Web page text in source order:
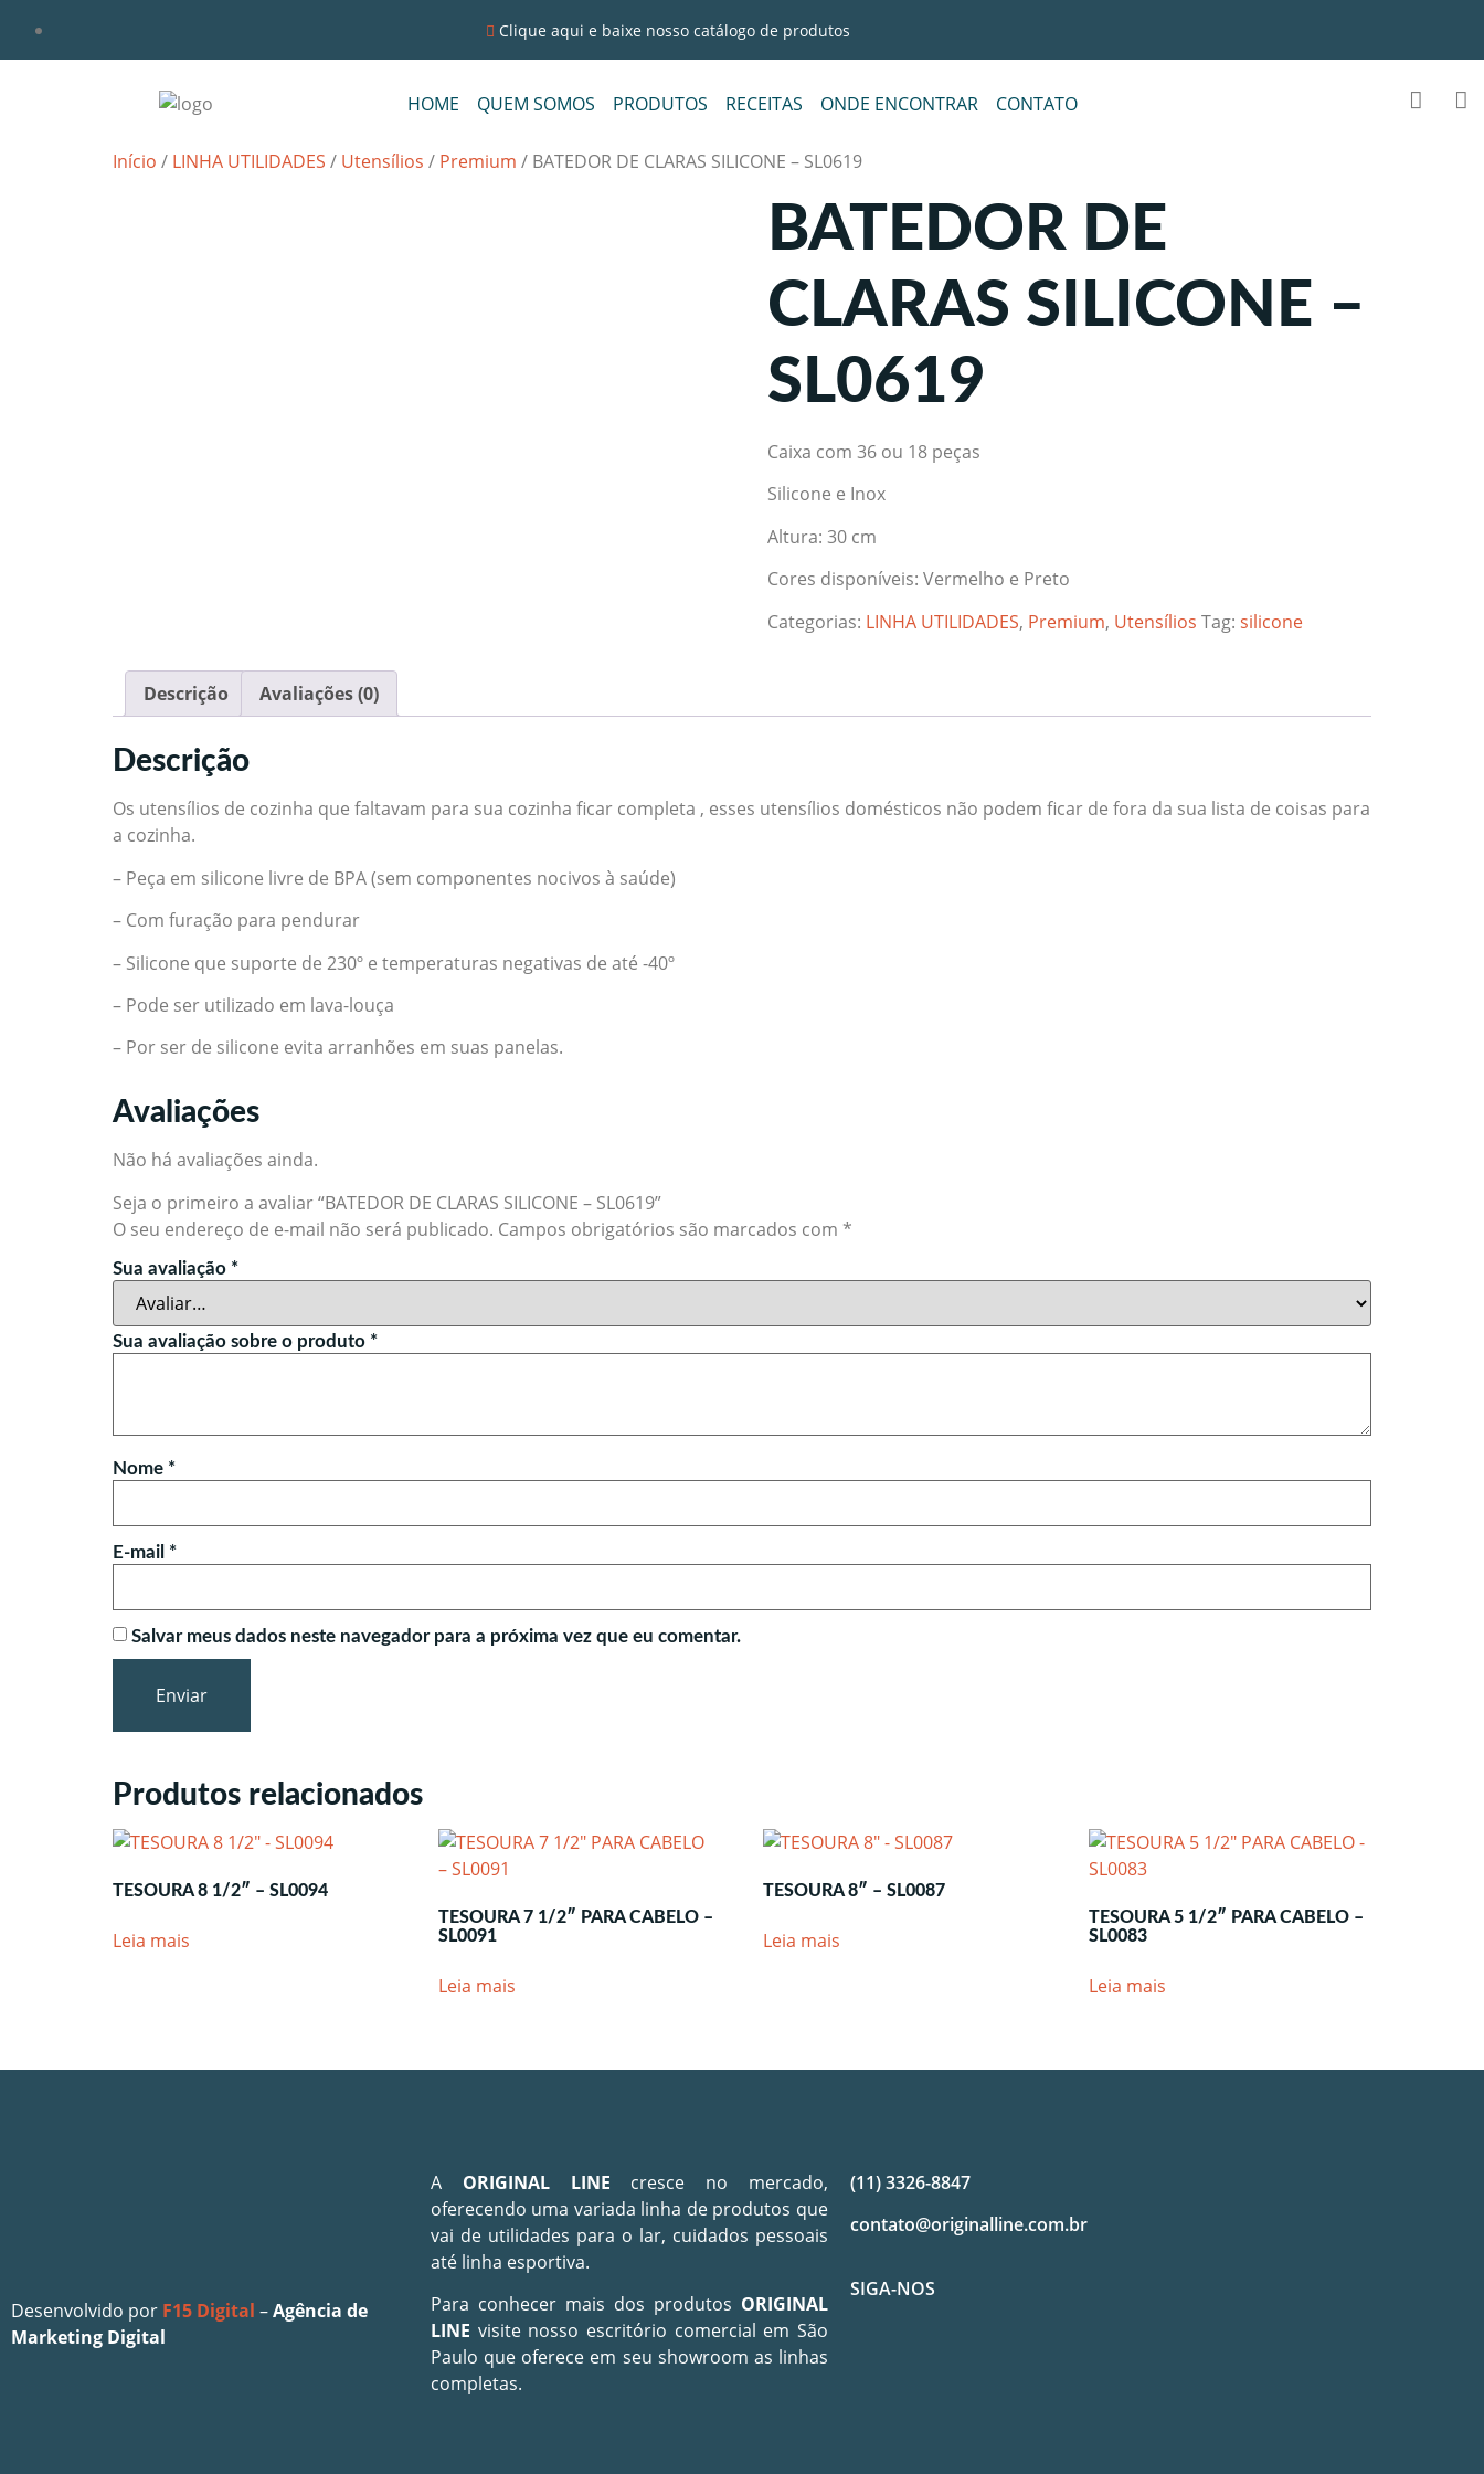
Clique aqui e baixe nosso catálogo de produtos
HOME QUEM SOMOS PRODUTOS RECEITAS ONDE ENCONTRAR CONTATO
Início / LINHA UTILIDADES / Utensílios / Premium / BATEDOR DE CLARAS SILICONE – SL0619
BATEDOR DE
CLARAS SILICONE –
SL0619
Caixa com 36 ou 18 peças
Silicone e Inox
Altura: 30 cm
Cores disponíveis: Vermelho e Preto
Categorias: LINHA UTILIDADES, Premium, Utensílios Tag: silicone
Descrição Avaliações (0)
Descrição
Os utensílios de cozinha que faltavam para sua cozinha ficar completa , esses utensílios domésticos não podem ficar de fora da sua lista de coisas para
a cozinha.
– Peça em silicone livre de BPA (sem componentes nocivos à saúde)
– Com furação para pendurar
– Silicone que suporte de 230º e temperaturas negativas de até -40º
– Pode ser utilizado em lava-louça
– Por ser de silicone evita arranhões em suas panelas.
Avaliações
Não há avaliações ainda.
Seja o primeiro a avaliar “BATEDOR DE CLARAS SILICONE – SL0619”
O seu endereço de e-mail não será publicado. Campos obrigatórios são marcados com *
Sua avaliação *
Sua avaliação sobre o produto *
Nome *
E-mail *
Salvar meus dados neste navegador para a próxima vez que eu comentar.
Produtos relacionados
TESOURA 8 1/2″ – SL0094
Leia mais
TESOURA 7 1/2″ PARA CABELO –
SL0091
Leia mais
TESOURA 8″ – SL0087
Leia mais
TESOURA 5 1/2″ PARA CABELO –
SL0083
Leia mais
Desenvolvido por F15 Digital –Agência de
Marketing Digital
A ORIGINAL LINE cresce no mercado,
oferecendo uma variada linha de produtos que
vai de utilidades para o lar, cuidados pessoais
até linha esportiva.
Para conhecer mais dos produtos ORIGINAL
LINE visite nosso escritório comercial em São
Paulo que oferece em seu showroom as linhas
completas.
(11) 3326-8847
contato@originalline.com.br
SIGA-NOS